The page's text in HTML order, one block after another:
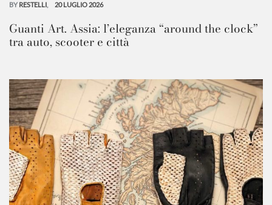
BY RESTELLI 20 LUGLIO 2026
Guanti Art. Assia: l’eleganza “around the clock”
tra auto, scooter e città